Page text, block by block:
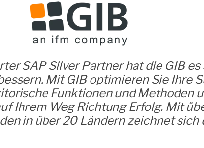
SAP Silver Partner hat die GIB
Mit GIB optimieren Sie Ihre
Funktionen und Methoden
Ihrem Weg Richtung Erfolg. Mit
in über 20 Ländern zeichnet sich